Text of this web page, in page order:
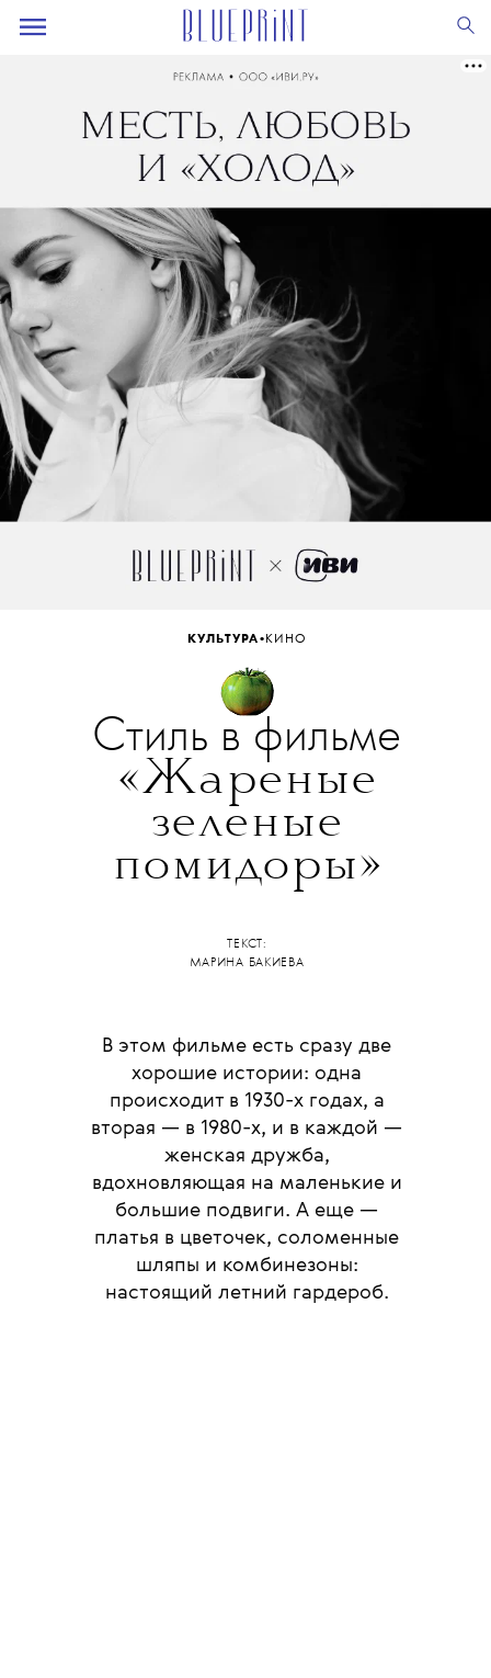
КУЛЬТУРА• КИНО
Стиль в фильме
«Жареные
зеленые
помидоры»
ТЕКСТ:
МАРИНА БАКИЕВА
В этом фильме есть сразу две
хорошие истории: одна
происходит в 1930-х годах, а
вторая — в 1980-х, и в каждой —
женская дружба,
вдохновляющая на маленькие и
большие подвиги. А еще —
платья в цветочек, соломенные
шляпы и комбинезоны:
настоящий летний гардероб.